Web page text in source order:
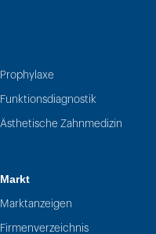
Prophylaxe
Funktionsdiagnostik
Ästhetische Zahnmedizin
Markt
Marktanzeigen
Firmenverzeichnis